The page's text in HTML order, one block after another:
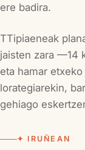
ere badira.
TTipiaeneak
jaisten zara —14
eta hamar
lorategiarekin,
gehiago
✦ IRUÑEAN